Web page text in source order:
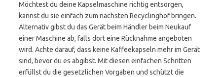
Möchtest du deine Kapselmaschine richtig entsorgen,
kannst du sie einfach zum nächsten Recyclinghof bringen.
Alternativ gibst du das Gerät beim Händler beim Neukauf
einer Maschine ab, falls dort eine Rücknahme angeboten
wird. Achte darauf, dass keine Kaffeekapseln mehr im Gerät
sind, bevor du es abgibst. Mit diesen einfachen Schritten
erfüllst du die gesetzlichen Vorgaben und schützt die